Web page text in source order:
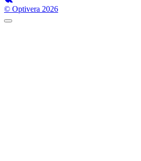
© Optivera 2026